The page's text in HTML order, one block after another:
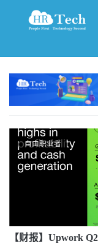
自由职业者
【财报】Upwork